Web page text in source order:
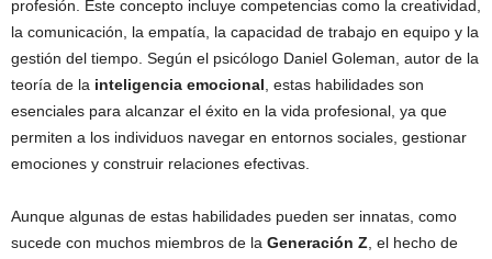
profesión. Este concepto incluye competencias como la creatividad,
la comunicación, la empatía, la capacidad de trabajo en equipo y la
gestión del tiempo. Según el psicólogo Daniel Goleman, autor de la
teoría de la inteligencia emocional , estas habilidades son
esenciales para alcanzar el éxito en la vida profesional, ya que
permiten a los individuos navegar en entornos sociales, gestionar
emociones y construir relaciones efectivas.
Aunque algunas de estas habilidades pueden ser innatas, como
sucede con muchos miembros de la Generación Z , el hecho de